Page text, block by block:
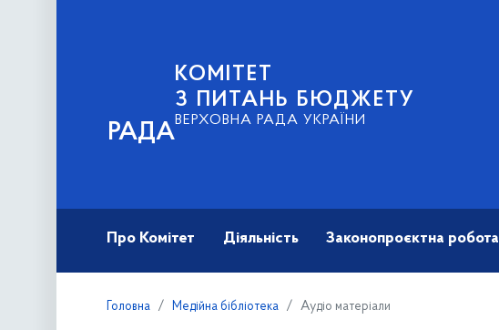
РАДА
КОМІТЕТ
З ПИТАНЬ БЮДЖЕТУ
ВЕРХОВНА РАДА УКРАЇНИ
Про Комітет Діяльність Законопроєктна робота
Головна Медійна бібліотека Аудіо матеріали